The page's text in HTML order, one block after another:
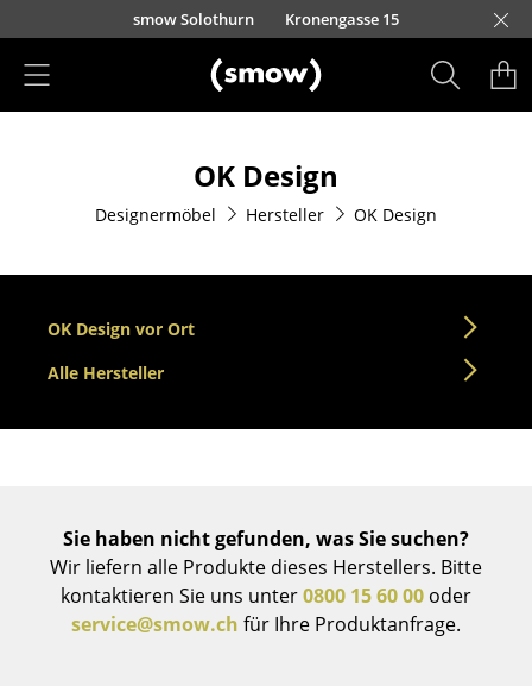
Direkt zum Inhaltsmow Solothurn Kronengasse 15
Esszimmerstühle
Sofas
Sessel
Loungesessel
Hocker
Bänke & Liegen
OK Design
Designermöbel Hersteller OK Design
OK Design vor Ort
Alle Hersteller
Sie haben nicht gefunden, was Sie suchen?
Wir liefern alle Produkte dieses Herstellers. Bitte
kontaktieren Sie uns unter0800 15 60 00 oder
service@smow.ch für Ihre Produktanfrage.